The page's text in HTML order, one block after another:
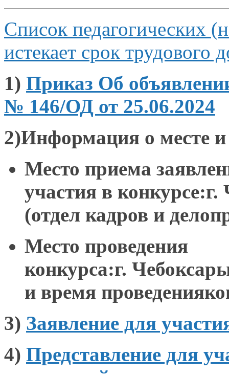
Список педагогических
истекает срок трудового
1) Приказ Об
№ 146/ОД от 25.06.2024
2)Информация о месте
Место приема
участия в
(отдел кадров и
Место проведения
конкурса:г.
и время
3) Заявление для
4) Представление для